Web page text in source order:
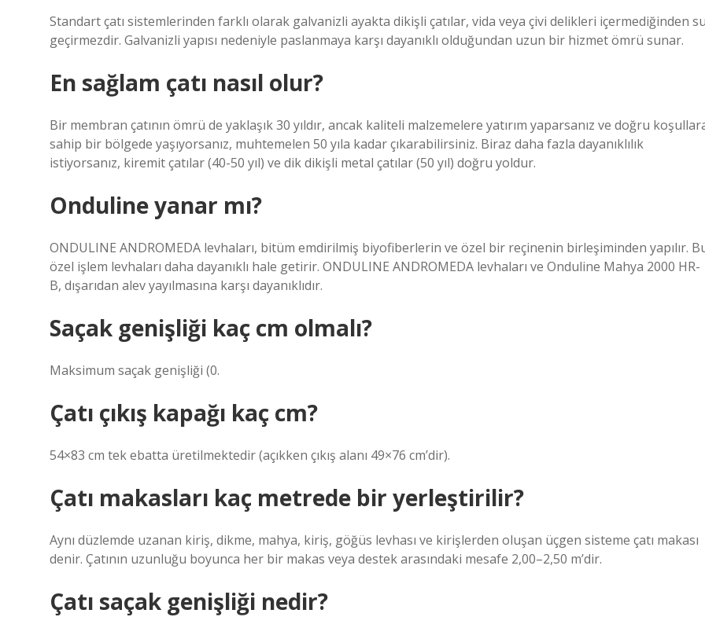
Standart çatı sistemlerinden farklı olarak galvanizli ayakta dikişli çatılar, vida veya çivi delikleri içermediğinden
geçirmezdir. Galvanizli yapısı nedeniyle paslanmaya karşı dayanıklı olduğundan uzun bir hizmet ömrü sunar.
En sağlam çatı nasıl olur?
Bir membran çatının ömrü de yaklaşık 30 yıldır, ancak kaliteli malzemelere yatırım yaparsanız ve doğru
sahip bir bölgede yaşıyorsanız, muhtemelen 50 yıla kadar çıkarabilirsiniz. Biraz daha fazla dayanıklılık
istiyorsanız, kiremit çatılar (40-50 yıl) ve dik dikişli metal çatılar (50 yıl) doğru yoldur.
Onduline yanar mı?
ONDULINE ANDROMEDA levhaları, bitüm emdirilmiş biyofiberlerin ve özel bir reçinenin birleşiminden yapılır.
özel işlem levhaları daha dayanıklı hale getirir. ONDULINE ANDROMEDA levhaları ve Onduline Mahya 2000 HR-
B, dışarıdan alev yayılmasına karşı dayanıklıdır.
Saçak genişliği kaç cm olmalı?
Maksimum saçak genişliği (0.
Çatı çıkış kapağı kaç cm?
54×83 cm tek ebatta üretilmektedir (açıkken çıkış alanı 49×76 cm’dir).
Çatı makasları kaç metrede bir yerleştirilir?
Aynı düzlemde uzanan kiriş, dikme, mahya, kiriş, göğüs levhası ve kirişlerden oluşan üçgen sisteme çatı makası
denir. Çatının uzunluğu boyunca her bir makas veya destek arasındaki mesafe 2,00–2,50 m’dir.
Çatı saçak genişliği nedir?